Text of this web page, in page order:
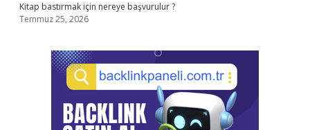
Kitap bastırmak için nereye başvurulur ?
Temmuz 25, 2026